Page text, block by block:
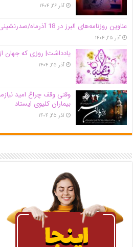
آذر ۲۶, ۱۴۰۴
عناوین روزنامه‌های البرز در ‌18 آذرماه/صدرنشینی در ارائه خدمات زایمان بی‌درد
آذر ۲۵, ۱۴۰۴
یادداشت| روزی که جهان
آذر ۲۵, ۱۴۰۴
وقتی وقف چراغ امید
بیماران کلیوی ایستاد
آذر ۲۵, ۱۴۰۴